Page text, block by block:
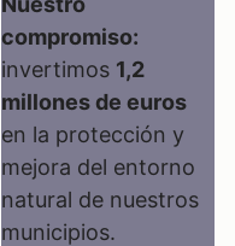
compromiso:
invertimos 1,2
millones de euros
en la protección y
mejora del entorno
natural de nuestros
municipios.